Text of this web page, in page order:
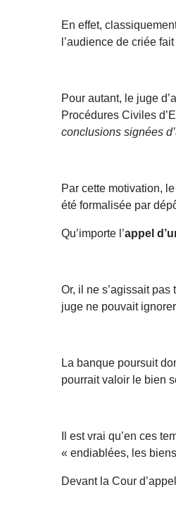
En effet,
l’audience de criée
Pour autant, le juge
Procédures Civiles
conclusions signées
Par cette motivation,
été formalisée par
Qu’importe l’appel
Or, il ne s’agissait
juge ne pouvait
La banque poursuit
pourrait valoir le bien
Il est vrai qu’en ces
« endiablées, les
Devant la Cour